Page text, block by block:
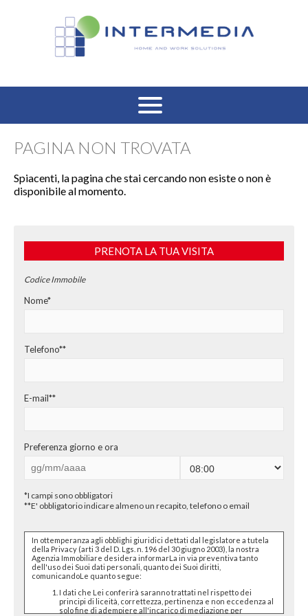
HOME
VENDITA RESIDENZIALE
VENDITA COMMERCIALE
AFFITTO COMMERCIALE
CONTATTI
PAGINA NON TROVATA
Spiacenti, la pagina che stai cercando non esiste o non è
disponibile al momento.
PRENOTA LA TUA VISITA
Codice Immobile
Nome*
Telefono**
E-mail**
Preferenza giorno e ora
*I campi sono obbligatori
**E' obbligatorio indicare almeno un recapito, telefono o email
In ottemperanza agli obblighi giuridici dettati dal legislatore a tutela
della Privacy (arti 3 del D. Lgs. n. 196 del 30 giugno 2003), la nostra
Agenzia Immobiliare desidera informarLa in via preventiva tanto
dell'uso dei Suoi dati personali, quanto dei Suoi diritti,
comunicandoLe quanto segue:
I dati che Lei conferirà saranno trattati nel rispetto dei
principi di liceità, correttezza, pertinenza e non eccedenza al
solo fine di adempiere all'incarico di mediazione per